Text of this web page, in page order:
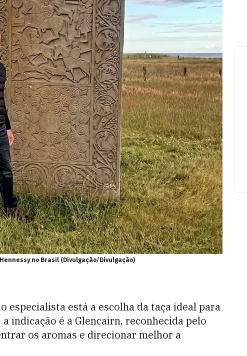
no Brasil (Divulgação/Divulgação)
especialista está a escolha da taça ideal para
indicação é a Glencairn, reconhecida pelo
os aromas e direcionar melhor a